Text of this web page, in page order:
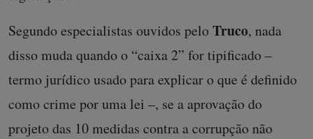
Segundo especialistas ouvidos peloTruco, nada
disso muda quando o “caixa 2” for tipificado –
termo jurídico usado para explicar o que é definido
como crime por uma lei –, se a aprovação do
projeto das 10 medidas contra a corrupção não